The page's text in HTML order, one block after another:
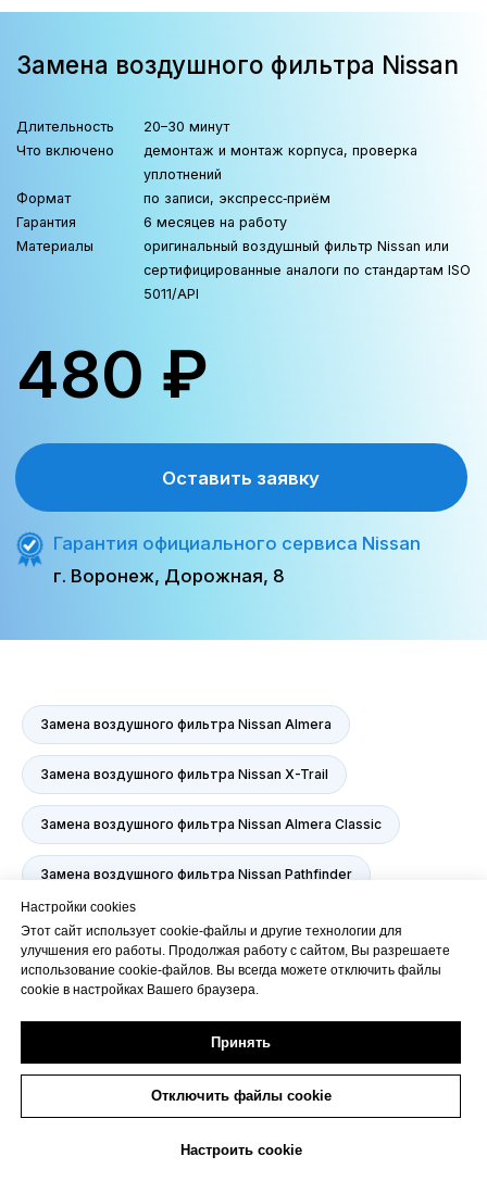
Замена воздушного фильтра Nissan Almera
Замена воздушного фильтра Nissan X-Trail
Замена воздушного фильтра Nissan Almera Classic
Замена воздушного фильтра Nissan Pathfinder
Замена воздушного фильтра Nissan Qashkai
Замена воздушного фильтра Nissan Teana
Замена воздушного фильтра Nissan Juke
Замена воздушного фильтра Nissan Patrol
Настройки cookies
Этот сайт использует cookie-файлы и другие технологии для
улучшения его работы. Продолжая работу с сайтом, Вы разрешаете
использование cookie-файлов. Вы всегда можете отключить файлы
cookie в настройках Вашего браузера.
Принять
Отключить файлы cookie
Настроить cookie
обращайтесь к нашим специалистам.
Политика использования файлов cookie
Трафик, лиды и продажи